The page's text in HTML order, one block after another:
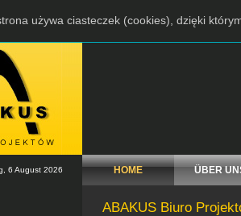
6 August 2026 HOME ÜBER
ABAKUS Biuro
używa ciasteczek (cookies), dzięki